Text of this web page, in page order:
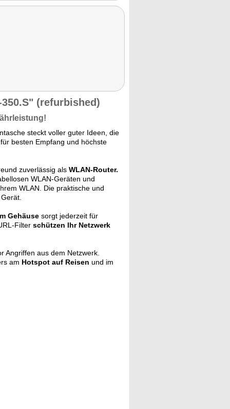
(refurbished)
steckt voller guter Ideen, die
besten Empfang und höchste
zuverlässig als WLAN-Router.
WLAN-Geräten und
WLAN. Die praktische und
Gehäuse sorgt jederzeit für
Filter schützen Ihr Netzwerk
Angriffen aus dem Netzwerk.
am Hotspot auf Reisen und im